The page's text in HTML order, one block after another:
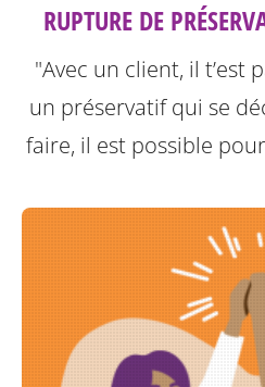
RUPTURE DE
"Avec un client, il t’est
un préservatif qui se
faire, il est possible